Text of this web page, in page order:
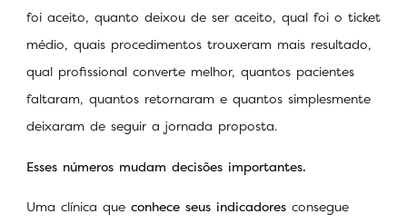
foi aceito, quanto deixou de ser aceito, qual foi o ticket
médio, quais procedimentos trouxeram mais resultado,
qual profissional converte melhor, quantos pacientes
faltaram, quantos retornaram e quantos simplesmente
deixaram de seguir a jornada proposta.
Esses números mudam decisões importantes.
Uma clínica que conhece seus indicadores consegue